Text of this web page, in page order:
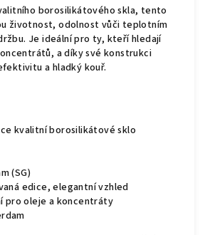
borosilikátového skla, tento
životnost, odolnost vůči teplotním
Je ideální pro ty, kteří hledají
a díky své konstrukci
a hladký kouř.
kvalitní borosilikátové sklo
(SG)
edice, elegantní vzhled
pro oleje a koncentráty